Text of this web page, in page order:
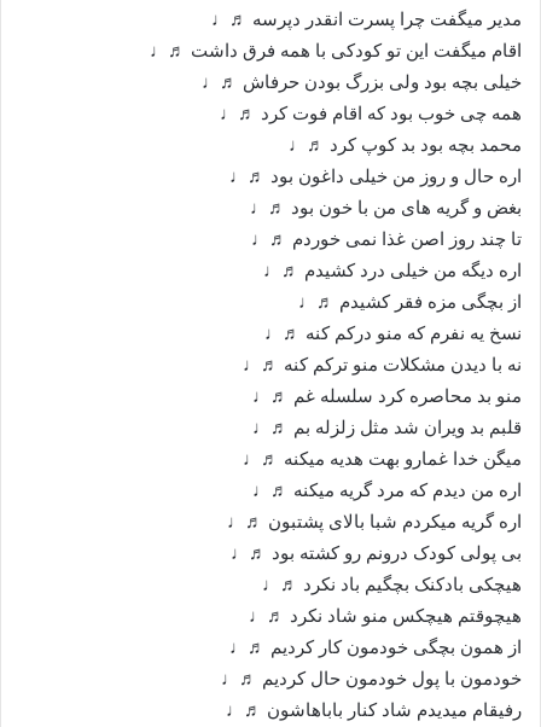
مدیر میگفت چرا پسرت انقدر دپرسه ♬♩
اقام میگفت این تو کودکی با همه فرق داشت ♬♩
خیلی بچه بود ولی بزرگ بودن حرفاش ♬♩
همه چی خوب بود که اقام فوت کرد ♬♩
محمد بچه بود بد کوپ کرد ♬♩
اره حال و روز من خیلی داغون بود ♬♩
بغض و گریه های من با خون بود ♬♩
تا چند روز اصن غذا نمی خوردم ♬♩
اره دیگه من خیلی درد کشیدم ♬♩
از بچگی مزه فقر کشیدم ♬♩
نسخ یه نفرم که منو درکم کنه ♬♩
نه با دیدن مشکلات منو ترکم کنه ♬♩
منو بد محاصره کرد سلسله غم ♬♩
قلبم بد ویران شد مثل زلزله بم ♬♩
میگن خدا غمارو بهت هدیه میکنه ♬♩
اره من دیدم که مرد گریه میکنه ♬♩
اره گریه میکردم شبا بالای پشتبون ♬♩
بی پولی کودک درونم رو کشته بود ♬♩
هیچکی بادکنک بچگیم باد نکرد ♬♩
هیچوقتم هیچکس منو شاد نکرد ♬♩
از همون بچگی خودمون کار کردیم ♬♩
خودمون با پول خودمون حال کردیم ♬♩
رفیقام میدیدم شاد کنار باباهاشون ♬♩